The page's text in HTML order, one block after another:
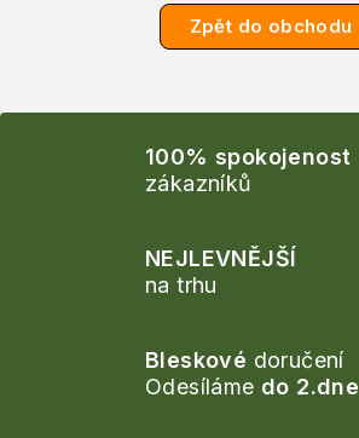
Zpět do obchodu
100% spokojenost
zákazníků
NEJLEVNĚJŠÍ
na trhu
Bleskové doručení
Odesíláme do 2.dne